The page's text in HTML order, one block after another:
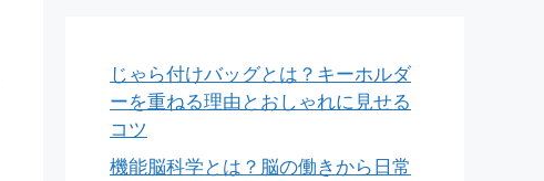
じゃら付けバッグとは？キーホルダ
ーを重ねる理由とおしゃれに見せる
コツ
機能脳科学とは？脳の働きから日常